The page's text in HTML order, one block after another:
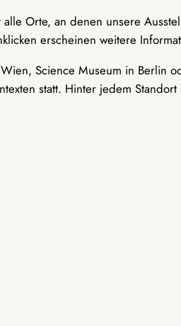
Orte, an denen unsere
erscheinen weitere
Science Museum in Berlin
statt. Hinter jedem